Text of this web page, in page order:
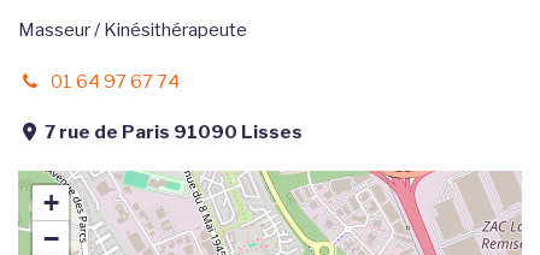
Masseur / Kinésithérapeute
01 64 97 67 74
7 rue de Paris 91090 Lisses
+
−